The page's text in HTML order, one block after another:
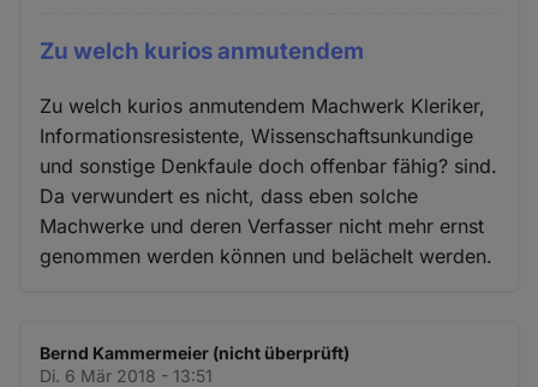
Zu welch kurios anmutendem
Zu welch kurios anmutendem Machwerk Kleriker,
Informationsresistente, Wissenschaftsunkundige
und sonstige Denkfaule doch offenbar fähig? sind.
Da verwundert es nicht, dass eben solche
Machwerke und deren Verfasser nicht mehr ernst
genommen werden können und belächelt werden.
Bernd Kammermeier (nicht überprüft)
Di. 6 Mär 2018 - 13:51